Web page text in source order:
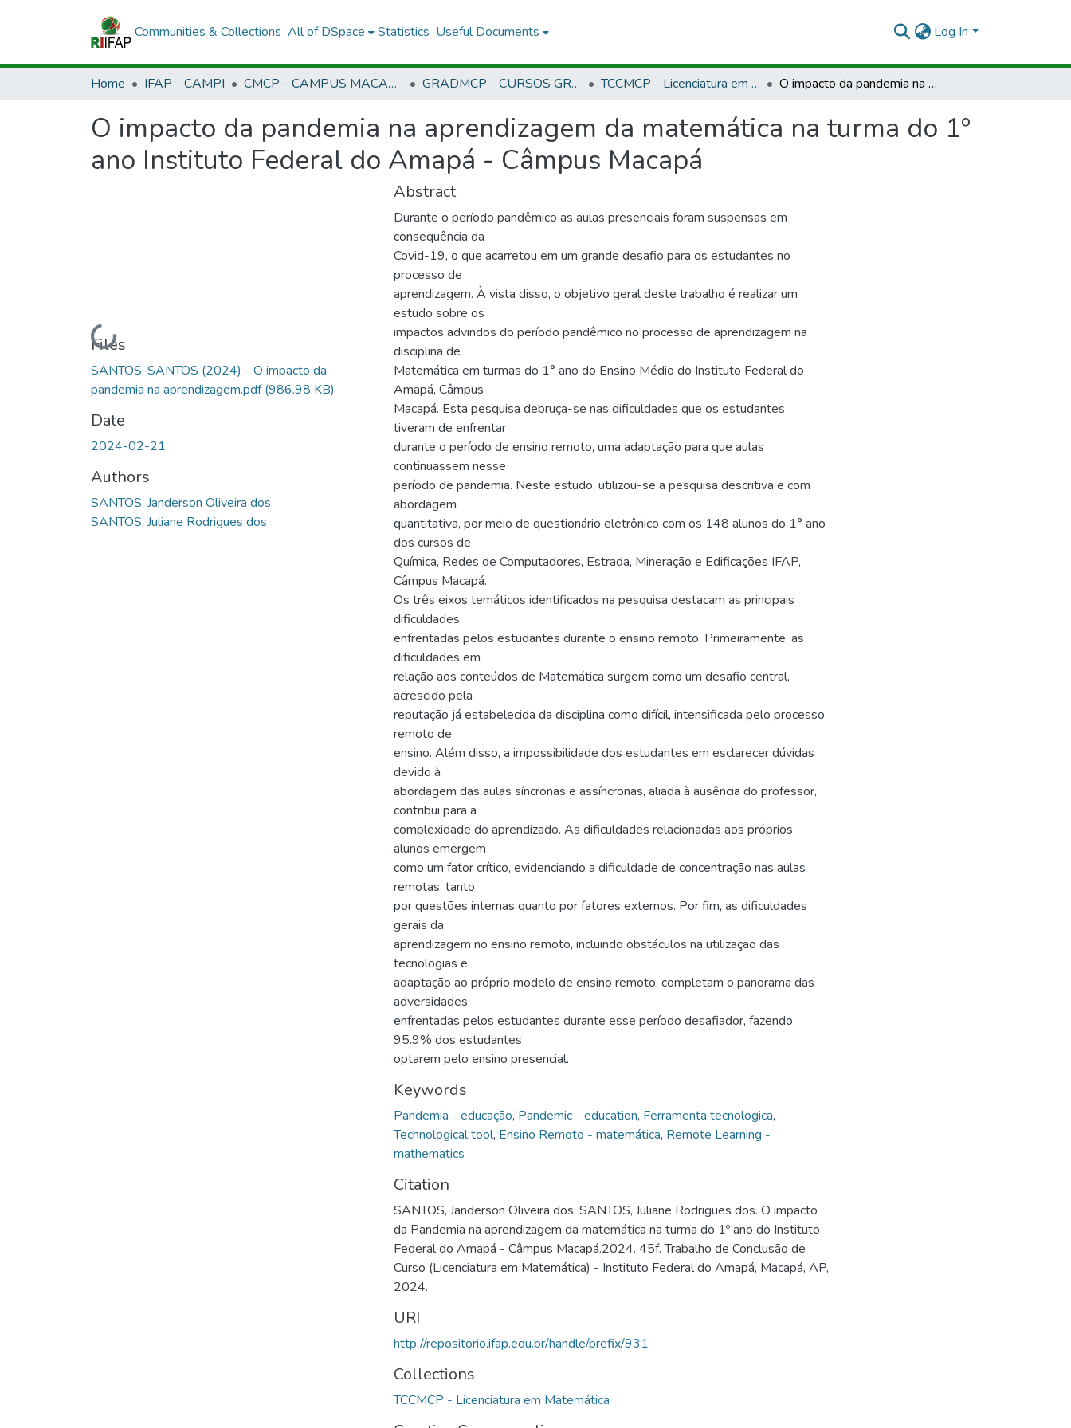
Communities & Collections All of DSpace Statistics Useful Documents Log In
Home IFAP - CAMPI CMCP - CAMPUS MACAPÁ GRADMCP - CURSOS GRADUAÇÃO - CAMPUS MACAPÁ TCCMCP - Licenciatura em Matemática O impacto da pandemia na aprendizagem da matemática na turma do 1º ano Instituto Federal do Amapá - Câmpus Macapá
O impacto da pandemia na aprendizagem da matemática na turma do 1º
ano Instituto Federal do Amapá - Câmpus Macapá
Loading...
Files
SANTOS, SANTOS (2024) - O impacto da
pandemia na aprendizagem.pdf(986.98 KB)
Date
2024-02-21
Authors
SANTOS, Janderson Oliveira dos
SANTOS, Juliane Rodrigues dos
Abstract
Durante o período pandêmico as aulas presenciais foram suspensas em
consequência da
Covid-19, o que acarretou em um grande desafio para os estudantes no
processo de
aprendizagem. À vista disso, o objetivo geral deste trabalho é realizar um
estudo sobre os
impactos advindos do período pandêmico no processo de aprendizagem na
disciplina de
Matemática em turmas do 1° ano do Ensino Médio do Instituto Federal do
Amapá, Câmpus
Macapá. Esta pesquisa debruça-se nas dificuldades que os estudantes
tiveram de enfrentar
durante o período de ensino remoto, uma adaptação para que aulas
continuassem nesse
período de pandemia. Neste estudo, utilizou-se a pesquisa descritiva e com
abordagem
quantitativa, por meio de questionário eletrônico com os 148 alunos do 1° ano
dos cursos de
Química, Redes de Computadores, Estrada, Mineração e Edificações IFAP,
Câmpus Macapá.
Os três eixos temáticos identificados na pesquisa destacam as principais
dificuldades
enfrentadas pelos estudantes durante o ensino remoto. Primeiramente, as
dificuldades em
relação aos conteúdos de Matemática surgem como um desafio central,
acrescido pela
reputação já estabelecida da disciplina como difícil, intensificada pelo processo
remoto de
ensino. Além disso, a impossibilidade dos estudantes em esclarecer dúvidas
devido à
abordagem das aulas síncronas e assíncronas, aliada à ausência do professor,
contribui para a
complexidade do aprendizado. As dificuldades relacionadas aos próprios
alunos emergem
como um fator crítico, evidenciando a dificuldade de concentração nas aulas
remotas, tanto
por questões internas quanto por fatores externos. Por fim, as dificuldades
gerais da
aprendizagem no ensino remoto, incluindo obstáculos na utilização das
tecnologias e
adaptação ao próprio modelo de ensino remoto, completam o panorama das
adversidades
enfrentadas pelos estudantes durante esse período desafiador, fazendo
95.9% dos estudantes
optarem pelo ensino presencial.
Keywords
Pandemia - educação, Pandemic - education, Ferramenta tecnologica,
Technological tool, Ensino Remoto - matemática, Remote Learning -
mathematics
Citation
SANTOS, Janderson Oliveira dos; SANTOS, Juliane Rodrigues dos. O impacto
da Pandemia na aprendizagem da matemática na turma do 1º ano do Instituto
Federal do Amapá - Câmpus Macapá.2024. 45f. Trabalho de Conclusão de
Curso (Licenciatura em Matemática) - Instituto Federal do Amapá, Macapá, AP,
2024.
URI
http://repositorio.ifap.edu.br/handle/prefix/931
Collections
TCCMCP - Licenciatura em Matemática